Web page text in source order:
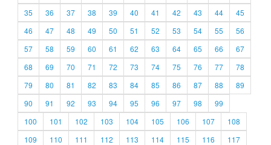
35
36 37 38 39 40 41 42 43 44
45
46
47 48 49 50 51 52 53 54 55
56
57
58 59 60 61 62 63 64 65 66
67
68
69 70 71 72 73 74 75 76 77
78
79
80 81 82 83 84 85 86 87 88
89
90
91 92 93 94 95 96 97 98
99
100
101 102 103 104 105 106 107
108
109
110 111 112 113 114 115 116
117